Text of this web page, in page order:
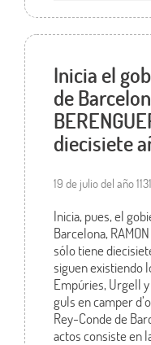
Inicia el
de
diecisiete
19 de julio del año 1131
Inicia, pues, el
Barcelona,
sólo tiene
siguen existiendo
Empúries, Urgell
guls en camper
Rey-Conde de
actos consiste en